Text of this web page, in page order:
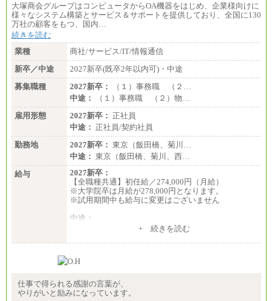
（４）
月給：201,000円～
想定年収：360万円～680万円
・520万円/32歳・月給29万円
年収例は賞与含む、残業代・家族手当含まず
※キャリアや能力等を考慮の上、当社規定により確
定します
※残業手当：別途支給
※固定給に固定残業代含まず
※試用期間中も給与に変更なし
大塚商会グループはコンピュータからOA機器をはじめ、企業様向けに
様々なシステム構築とサービス＆サポートを提供しており、全国に130
万社の顧客をもつ、国内…
続きを読む
業種
商社/サービス/IT/情報通信
新卒／中途
2027新卒(既卒2年以内可)・中途
募集職種
2027新卒：
（１）事務職 （２…
中途：
（１）事務職 （２）物…
雇用形態
2027新卒： 正社員
中途： 正社員/契約社員
勤務地
2027新卒： 東京（飯田橋、菊川…
中途： 東京（飯田橋、菊川、西…
給与
2027新卒：
【全職種共通】初任給／274,000円（月給）
※大学院卒は月給が278,000円となります。
※試用期間中も給与に変更はございません
中途：
（１）～（４）274,000円（月給）～
※経験・年齢などを考慮のうえ、当社規程により優
※業務内容・勤務形態に応じて、上記給与の範囲内
※試用期間中も給与に変更はございません
+ 続きを読む
仕事で得られる感謝の言葉が、
やりがいと励みになっています。